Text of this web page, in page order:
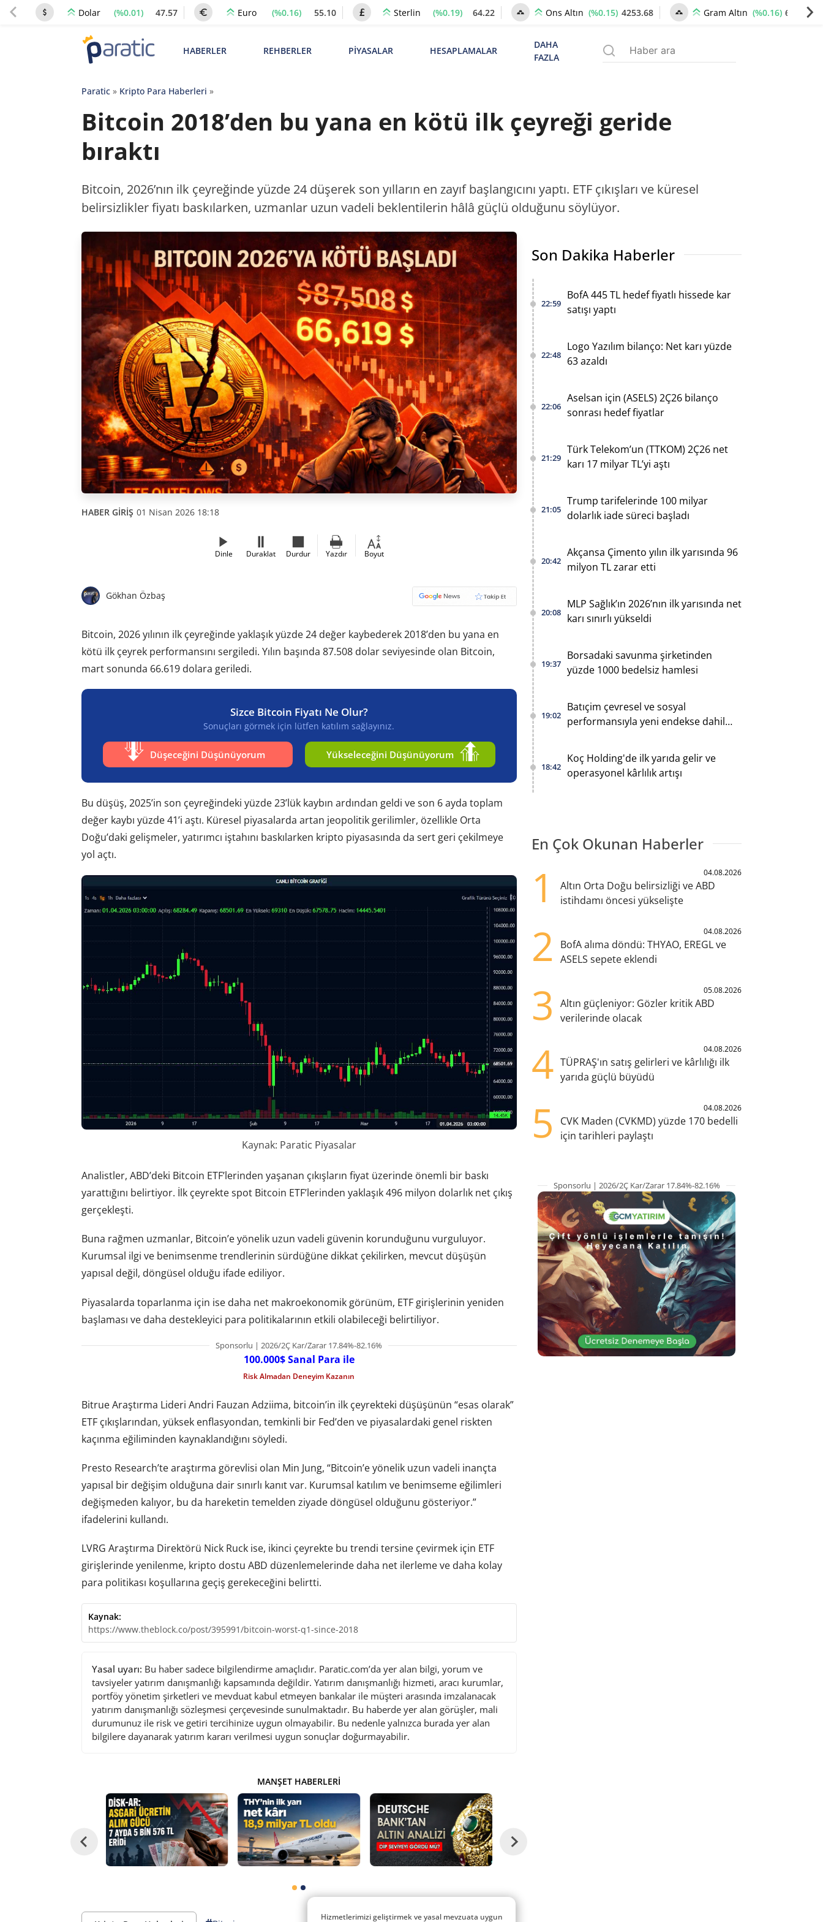
Dolar (%0.01) 47.57 Euro (%0.16) 55.10 Sterlin (%0.19) 64.22 Ons Altın (%0.15) 4253.68 Gram Altın (%0.16) 6506.46
HABERLER REHBERLER PİYASALAR HESAPLAMALAR
DAHA
FAZLA
Paratic» Kripto Para Haberleri »
Bitcoin 2018’den bu yana en kötü ilk çeyreği geride
bıraktı
Bitcoin, 2026’nın ilk çeyreğinde yüzde 24 düşerek son yılların en zayıf başlangıcını yaptı. ETF çıkışları ve küresel
belirsizlikler fiyatı baskılarken, uzmanlar uzun vadeli beklentilerin hâlâ güçlü olduğunu söylüyor.
HABER GİRİŞ 01 Nisan 2026 18:18
Dinle Duraklat Durdur Yazdır Boyut
Gökhan Özbaş
Bitcoin, 2026 yılının ilk çeyreğinde yaklaşık yüzde 24 değer kaybederek 2018’den bu yana en
kötü ilk çeyrek performansını sergiledi. Yılın başında 87.508 dolar seviyesinde olan Bitcoin,
mart sonunda 66.619 dolara geriledi.
Sizce Bitcoin Fiyatı Ne Olur?
Sonuçları görmek için lütfen katılım sağlayınız.
Düşeceğini Düşünüyorum Yükseleceğini Düşünüyorum
Bu düşüş, 2025’in son çeyreğindeki yüzde 23’lük kaybın ardından geldi ve son 6 ayda toplam
değer kaybı yüzde 41’i aştı. Küresel piyasalarda artan jeopolitik gerilimler, özellikle Orta
Doğu’daki gelişmeler, yatırımcı iştahını baskılarken kripto piyasasında da sert geri çekilmeye
yol açtı.
Kaynak: Paratic Piyasalar
Analistler, ABD’deki Bitcoin ETF’lerinden yaşanan çıkışların fiyat üzerinde önemli bir baskı
yarattığını belirtiyor. İlk çeyrekte spot Bitcoin ETF’lerinden yaklaşık 496 milyon dolarlık net çıkış
gerçekleşti.
Buna rağmen uzmanlar, Bitcoin’e yönelik uzun vadeli güvenin korunduğunu vurguluyor.
Kurumsal ilgi ve benimsenme trendlerinin sürdüğüne dikkat çekilirken, mevcut düşüşün
yapısal değil, döngüsel olduğu ifade ediliyor.
Piyasalarda toparlanma için ise daha net makroekonomik görünüm, ETF girişlerinin yeniden
başlaması ve daha destekleyici para politikalarının etkili olabileceği belirtiliyor.
Sponsorlu | 2026/2Ç Kar/Zarar 17.84%-82.16%
100.000$ Sanal Para ile
Risk Almadan Deneyim Kazanın
Bitrue Araştırma Lideri Andri Fauzan Adziima, bitcoin’in ilk çeyrekteki düşüşünün “esas olarak”
ETF çıkışlarından, yüksek enflasyondan, temkinli bir Fed’den ve piyasalardaki genel riskten
kaçınma eğiliminden kaynaklandığını söyledi.
Presto Research’te araştırma görevlisi olan Min Jung, “Bitcoin’e yönelik uzun vadeli inançta
yapısal bir değişim olduğuna dair sınırlı kanıt var. Kurumsal katılım ve benimseme eğilimleri
değişmeden kalıyor, bu da hareketin temelden ziyade döngüsel olduğunu gösteriyor.”
ifadelerini kullandı.
LVRG Araştırma Direktörü Nick Ruck ise, ikinci çeyrekte bu trendi tersine çevirmek için ETF
girişlerinde yenilenme, kripto dostu ABD düzenlemelerinde daha net ilerleme ve daha kolay
para politikası koşullarına geçiş gerekeceğini belirtti.
Kaynak:
https://www.theblock.co/post/395991/bitcoin-worst-q1-since-2018
Yasal uyarı: Bu haber sadece bilgilendirme amaçlıdır. Paratic.com’da yer alan bilgi, yorum ve
tavsiyeler yatırım danışmanlığı kapsamında değildir. Yatırım danışmanlığı hizmeti, aracı kurumlar,
portföy yönetim şirketleri ve mevduat kabul etmeyen bankalar ile müşteri arasında imzalanacak
yatırım danışmanlığı sözleşmesi çerçevesinde sunulmaktadır. Bu haberde yer alan görüşler, mali
durumunuz ile risk ve getiri tercihinize uygun olmayabilir. Bu nedenle yalnızca burada yer alan
bilgilere dayanarak yatırım kararı verilmesi uygun sonuçlar doğurmayabilir.
MANŞET HABERLERI
Son Dakika Haberler
22:59
BofA 445 TL hedef fiyatlı hissede kar
satışı yaptı
22:48
Logo Yazılım bilanço: Net karı yüzde
63 azaldı
22:06
Aselsan için (ASELS) 2Ç26 bilanço
sonrası hedef fiyatlar
21:29
Türk Telekom’un (TTKOM) 2Ç26 net
karı 17 milyar TL’yi aştı
21:05
Trump tarifelerinde 100 milyar
dolarlık iade süreci başladı
20:42
Akçansa Çimento yılın ilk yarısında 96
milyon TL zarar etti
20:08
MLP Sağlık’ın 2026’nın ilk yarısında net
karı sınırlı yükseldi
19:37
Borsadaki savunma şirketinden
yüzde 1000 bedelsiz hamlesi
19:02
Batıçim çevresel ve sosyal
performansıyla yeni endekse dahil
18:42
Koç Holding'de ilk yarıda gelir ve
operasyonel kârlılık artışı
En Çok Okunan Haberler
1 04.08.2026
Altın Orta Doğu belirsizliği ve ABD
istihdamı öncesi yükselişte
2 04.08.2026
BofA alıma döndü: THYAO, EREGL ve
ASELS sepete eklendi
3 05.08.2026
Altın güçleniyor: Gözler kritik ABD
verilerinde olacak
4 04.08.2026
TÜPRAŞ'ın satış gelirleri ve kârlılığı ilk
yarıda güçlü büyüdü
5 04.08.2026
CVK Maden (CVKMD) yüzde 170 bedelli
için tarihleri paylaştı
Sponsorlu | 2026/2Ç Kar/Zarar 17.84%-82.16%
Hizmetlerimizi geliştirmek ve yasal mevzuata uygun